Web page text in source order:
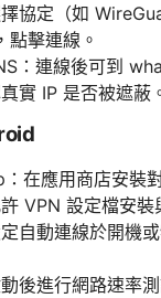
協定（如
點擊連線。
：連線後可到
實 IP 是否被遮蔽
在應用商店安裝
VPN 設定檔安裝
自動連線於開機
後進行網路速率